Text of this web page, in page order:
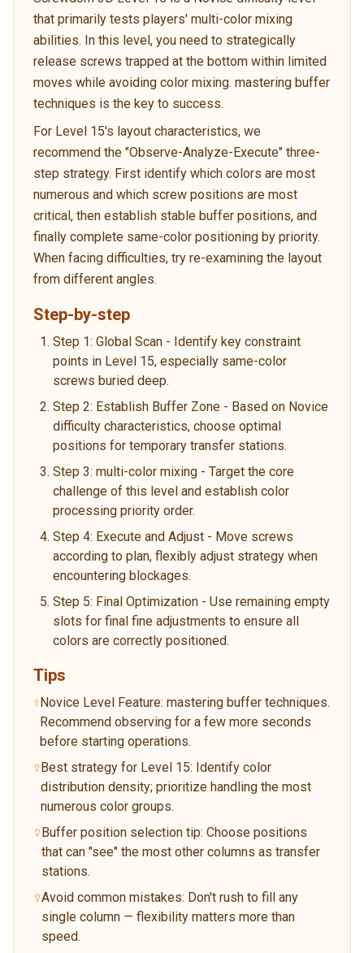
that primarily tests players' multi-color mixing
abilities. In this level, you need to strategically
release screws trapped at the bottom within limited
moves while avoiding color mixing. mastering buffer
techniques is the key to success.
For Level 15's layout characteristics, we
recommend the "Observe-Analyze-Execute" three-
step strategy. First identify which colors are most
numerous and which screw positions are most
critical, then establish stable buffer positions, and
finally complete same-color positioning by priority.
When facing difficulties, try re-examining the layout
from different angles.
Step-by-step
Step 1: Global Scan - Identify key constraint
points in Level 15, especially same-color
screws buried deep.
Step 2: Establish Buffer Zone - Based on Novice
difficulty characteristics, choose optimal
positions for temporary transfer stations.
Step 3: multi-color mixing - Target the core
challenge of this level and establish color
processing priority order.
Step 4: Execute and Adjust - Move screws
according to plan, flexibly adjust strategy when
encountering blockages.
Step 5: Final Optimization - Use remaining empty
slots for final fine adjustments to ensure all
colors are correctly positioned.
Tips
Novice Level Feature: mastering buffer techniques.
Recommend observing for a few more seconds
before starting operations.
Best strategy for Level 15: Identify color
distribution density; prioritize handling the most
numerous color groups.
Buffer position selection tip: Choose positions
that can "see" the most other columns as transfer
stations.
Avoid common mistakes: Don't rush to fill any
single column — flexibility matters more than
speed.